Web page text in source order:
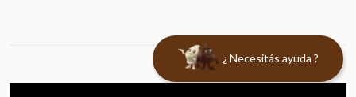
¿ Necesitás ayuda ?